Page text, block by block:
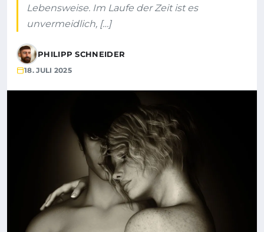
Lebensweise. Im Laufe der Zeit ist es
unvermeidlich, […]
PHILIPP SCHNEIDER
18. JULI 2025